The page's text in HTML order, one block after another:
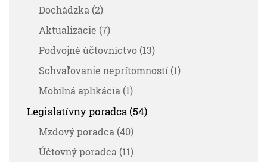
Dochádzka (2)
Aktualizácie (7)
Podvojné účtovníctvo (13)
Schvaľovanie neprítomností (1)
Mobilná aplikácia (1)
Legislatívny poradca (54)
Mzdový poradca (40)
Účtovný poradca (11)